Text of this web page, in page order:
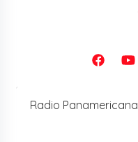
Radio Panamericana